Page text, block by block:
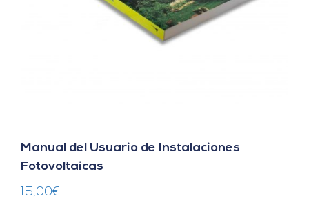
Manual del Usuario de Instalaciones
Fotovoltaicas
15,00€